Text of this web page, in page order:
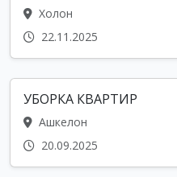
Холон
22.11.2025
УБОРКА КВАРТИР
Ашкелон
20.09.2025